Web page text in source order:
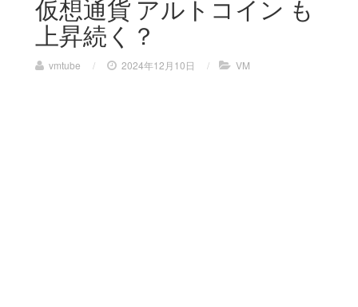
仮想通貨 アルトコイン も
上昇続く？
vmtube / 2024年12月10日 / VM